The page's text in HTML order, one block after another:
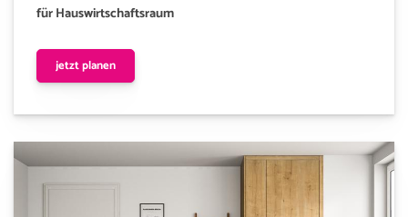
für Hauswirtschaftsraum
jetzt planen